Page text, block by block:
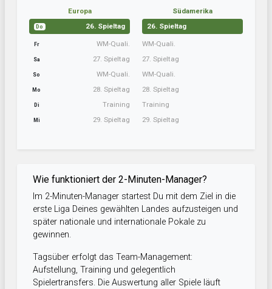
Europa
Do 26. Spieltag
Fr WM-Quali.
Sa 27. Spieltag
So WM-Quali.
Mo 28. Spieltag
Di Training
Mi 29. Spieltag
Südamerika
26. Spieltag
WM-Quali.
27. Spieltag
WM-Quali.
28. Spieltag
Training
29. Spieltag
Wie funktioniert der 2-Minuten-Manager?
Im 2-Minuten-Manager startest Du mit dem Ziel in die
erste Liga Deines gewählten Landes aufzusteigen und
später nationale und internationale Pokale zu
gewinnen.
Tagsüber erfolgt das Team-Management:
Aufstellung, Training und gelegentlich
Spielertransfers. Die Auswertung aller Spiele läuft